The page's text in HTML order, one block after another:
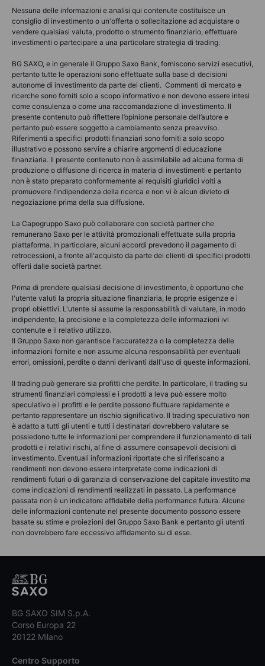
Nessuna delle informazioni e analisi qui contenute costituisce un
consiglio di investimento o un'offerta o sollecitazione ad acquistare o
vendere qualsiasi valuta, prodotto o strumento finanziario, effettuare
investimenti o partecipare a una particolare strategia di trading.
BG SAXO, e in generale il Gruppo Saxo Bank, forniscono servizi esecutivi,
pertanto tutte le operazioni sono effettuate sulla base di decisioni
autonome di investimento da parte dei clienti. Commenti di mercato e
ricerche sono forniti solo a scopo informativo e non devono essere intesi
come consulenza o come una raccomandazione di investimento. Il
presente contenuto può riflettere l’opinione personale dell’autore e
pertanto può essere soggetto a cambiamento senza preavviso.
Riferimenti a specifici prodotti finanziari sono forniti a solo scopo
illustrativo e possono servire a chiarire argomenti di educazione
finanziaria. Il presente contenuto non è assimilabile ad alcuna forma di
produzione o diffusione di ricerca in materia di investimenti e pertanto
non è stato preparato conformemente ai requisiti giuridici volti a
promuovere l’indipendenza della ricerca e non vi è alcun divieto di
negoziazione prima della sua diffusione.
La Capogruppo Saxo può collaborare con società partner che
remunerano Saxo per le attività promozionali effettuate sulla propria
piattaforma. In particolare, alcuni accordi prevedono il pagamento di
retrocessioni, a fronte all'acquisto da parte dei clienti di specifici prodotti
offerti dalle società partner.
Prima di prendere qualsiasi decisione di investimento, è opportuno che
l'utente valuti la propria situazione finanziaria, le proprie esigenze e i
propri obiettivi. L'utente si assume la responsabilità di valutare, in modo
indipendente, la precisione e la completezza delle informazioni ivi
contenute e il relativo utilizzo.
Il Gruppo Saxo non garantisce l'accuratezza o la completezza delle
informazioni fornite e non assume alcuna responsabilità per eventuali
errori, omissioni, perdite o danni derivanti dall'uso di queste informazioni.
Il trading può generare sia profitti che perdite. In particolare, il trading su
strumenti finanziari complessi e i prodotti a leva può essere molto
speculativo e i profitti e le perdite possono fluttuare rapidamente e
pertanto rappresentare un rischio significativo. Il trading speculativo non
è adatto a tutti gli utenti e tutti i destinatari dovrebbero valutare se
possiedono tutte le informazioni per comprendere il funzionamento di tali
prodotti e i relativi rischi, al fine di assumere consapevoli decisioni di
investimento. Eventuali informazioni riportate che si riferiscano a
rendimenti non devono essere interpretate come indicazioni di
rendimenti futuri o di garanzia di conservazione del capitale investito ma
come indicazioni di rendimenti realizzati in passato. La performance
passata non è un indicatore affidabile della performance futura. Alcune
delle informazioni contenute nel presente documento possono essere
basate su stime e proiezioni del Gruppo Saxo Bank e pertanto gli utenti
non dovrebbero fare eccessivo affidamento su di esse.
BG SAXO SIM S.p.A.
Corso Europa 22
20122 Milano
Centro Supporto